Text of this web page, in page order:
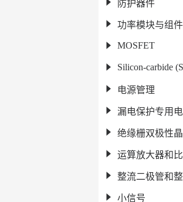
防护器件
功率模块与组件
MOSFET
Silicon-carbide
电源管理
漏电保护专用
绝缘栅双极性
运算放大器和
整流二极管和
小信号